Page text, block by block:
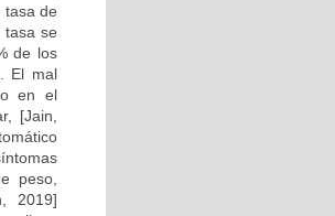
tasa de
se
de los
El mal
en el
[Jain,
peso,
2019]